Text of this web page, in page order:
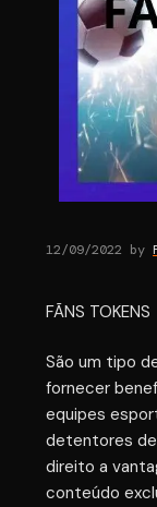
12/09/2022 by
FÃNS TOKENS
São um tipo
fornecer
equipes
detentores
direito a
conteúdo